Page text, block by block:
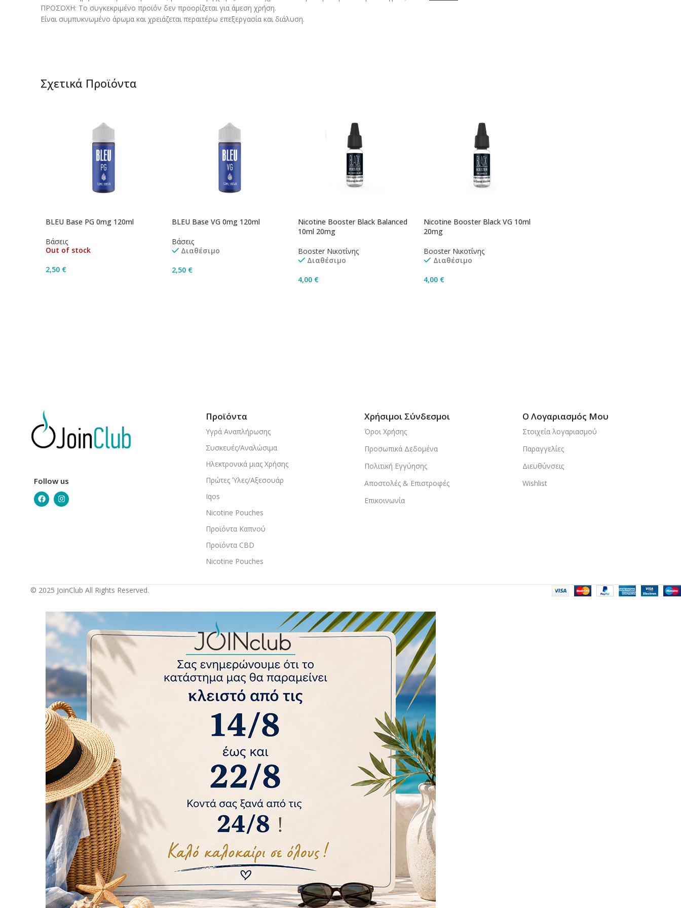
ΠΡΟΣΟΧΗ: Το συγκεκριμένο προϊόν δεν προορίζεται για άμεση χρήση.
Είναι συμπυκνωμένο άρωμα και χρειάζεται περαιτέρω επεξεργασία και διάλυση.
Σχετικά Προϊόντα
BLEU Base PG 0mg 120ml
Βάσεις
Out of stock
2,50 €
BLEU Base VG 0mg 120ml
Βάσεις
Διαθέσιμο
2,50 €
Nicotine Booster Black Balanced
10ml 20mg
Booster Νικοτίνης
Διαθέσιμο
4,00 €
Nicotine Booster Black VG 10ml
20mg
Booster Νικοτίνης
Διαθέσιμο
4,00 €
Follow us
Προϊόντα
Υγρά Αναπλήρωσης
Συσκευές/Αναλώσιμα
Ηλεκτρονικά μιας Χρήσης
Πρώτες Ύλες/Αξεσουάρ
Iqos
Nicotine Pouches
Προϊόντα Καπνού
Προϊόντα CBD
Nicotine Pouches
Χρήσιμοι Σύνδεσμοι
Όροι Χρήσης
Προσωπικά Δεδομένα
Πολιτική Εγγύησης
Αποστολές & Επιστροφές
Επικοινωνία
Ο Λογαριασμός Μου
Στοιχεία λογαριασμού
Παραγγελίες
Διευθύνσεις
Wishlist
© 2025 JoinClub All Rights Reserved.